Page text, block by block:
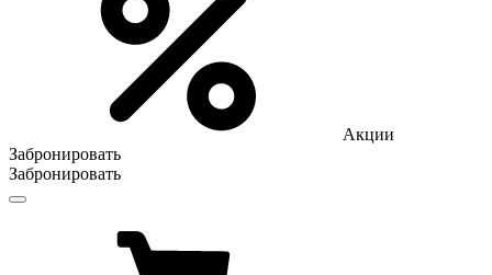
Акции
Забронировать
Забронировать